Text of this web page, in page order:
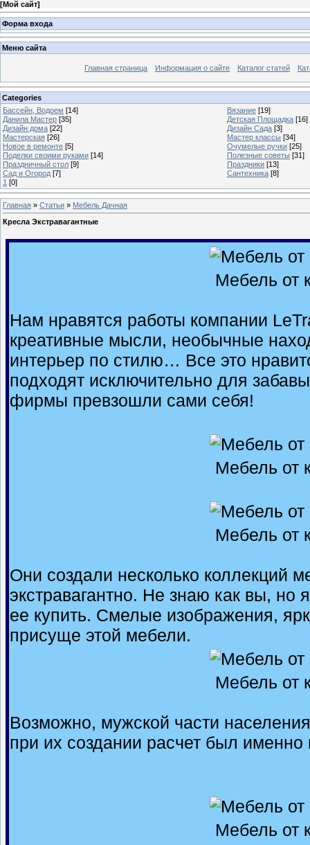
[Мой сайт]
Форма входа
Меню сайта
Главная страница Информация о сайте Каталог статей
Categories
Бассейн, Водоем [14] Вязание [19]
Данила Мастер [35] Детская Площадка [16]
Дизайн дома [22] Дизайн Сада [3]
Мастерская [26] Мастер классы [34]
Новое в ремонте [5] Очумелые ручки [25]
Поделки своими руками [14] Полезные советы [31]
Праздничный стол [9] Праздники [13]
Сад и Огород [7] Сантехника [8]
1 [0]
Главная » Статьи » Мебель Дачная
Кресла Экстравагантные
Мебель от
Нам нравятся работы компании
креативные мысли, необычные
интерьер по стилю… Все это
подходят исключительно для
фирмы превзошли сами себя!
Мебель от
Мебель от
Они создали несколько коллекций
экстравагантно. Не знаю как вы,
ее купить. Смелые изображения,
присуще этой мебели.
Мебель от
Возможно, мужской части
при их создании расчет был
Мебель от